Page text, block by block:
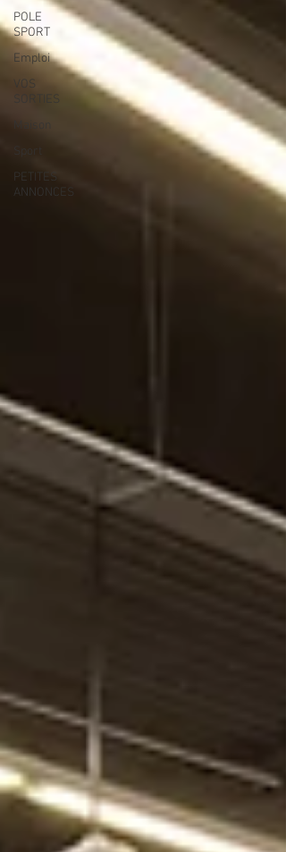
POLE
SPORT
Emploi
VOS
SORTIES
PETITES
ANNONCES